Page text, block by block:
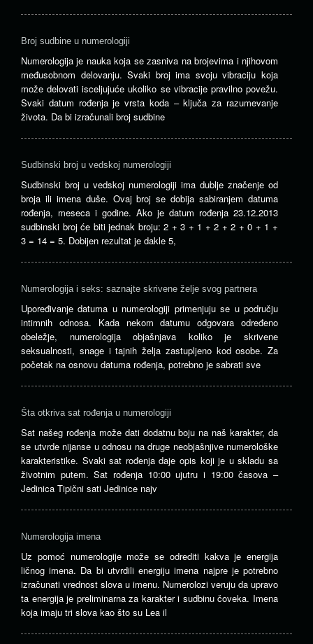
Broj sudbine u numerologiji
Numerologija je nauka koja se zasniva na brojevima i njihovom
međusobnom delovanju. Svaki broj ima svoju vibraciju koja
može delovati isceljujuće ukoliko se vibracije pravilno povežu.
Svaki datum rođenja je vrsta koda – ključa za razumevanje
života. Da bi izračunali broj sudbine
Sudbinski broj u vedskoj numerologiji
Sudbinski broj u vedskoj numerologiji ima dublje značenje od
broja ili imena duše. Ovaj broj se dobija sabiranjem datuma
rođenja, meseca i godine. Ako je datum rođenja 23.12.2013
sudbinski broj će biti jednak broju: 2 + 3 + 1 + 2 + 2 + 0 + 1 +
3 = 14 = 5. Dobijen rezultat je dakle 5,
Numerologija i seks: saznajte skrivene želje svog partnera
Upoređivanje datuma u numerologiji primenjuju se u području
intimnih odnosa. Kada nekom datumu odgovara određeno
obeležje, numerologija objašnjava koliko je skrivene
seksualnosti, snage i tajnih želja zastupljeno kod osobe. Za
početak na osnovu datuma rođenja, potrebno je sabrati sve
Šta otkriva sat rođenja u numerologiji
Sat našeg rođenja može dati dodatnu boju na naš karakter, da
se utvrde nijanse u odnosu na druge neobjašnjive numerološke
karakteristike. Svaki sat rođenja daje opis koji je u skladu sa
životnim putem. Sat rođenja 10:00 ujutru i 19:00 časova –
Jedinica Tipični sati Jedinice najv
Numerologija imena
Uz pomoć numerologije može se odrediti kakva je energija
ličnog imena. Da bi utvrdili energiju imena najpre je potrebno
izračunati vrednost slova u imenu. Numerolozi veruju da upravo
ta energija je preliminarna za karakter i sudbinu čoveka. Imena
koja imaju tri slova kao što su Lea il